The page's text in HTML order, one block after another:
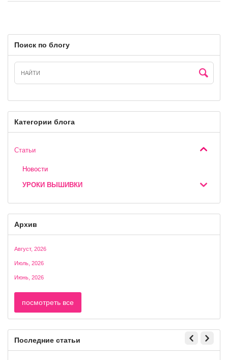
Поиск по блогу
Категории блога
Статьи
Новости
УРОКИ ВЫШИВКИ
Архив
Август, 2026
Июль, 2026
Июнь, 2026
посмотреть все
Последние статьи